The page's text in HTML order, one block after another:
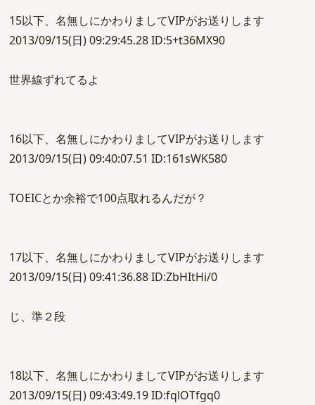
15以下、名無しにかわりましてVIPがお送りします
2013/09/15(日) 09:29:45.28 ID:5+t36MX90
世界線ずれてるよ
16以下、名無しにかわりましてVIPがお送りします
2013/09/15(日) 09:40:07.51 ID:161sWK580
TOEICとか余裕で100点取れるんだが？
17以下、名無しにかわりましてVIPがお送りします
2013/09/15(日) 09:41:36.88 ID:ZbHItHi/0
じ、準２段
18以下、名無しにかわりましてVIPがお送りします
2013/09/15(日) 09:43:49.19 ID:fqlOTfgq0